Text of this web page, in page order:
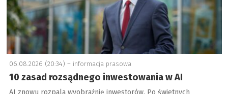
06.08.2026 (20:34) – informacja prasowa
10 zasad rozsądnego inwestowania w AI